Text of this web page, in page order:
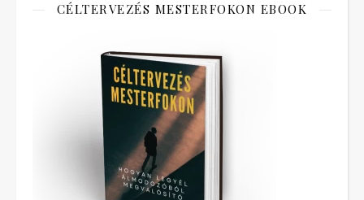
CÉLTERVEZÉS MESTERFOKON EBOOK